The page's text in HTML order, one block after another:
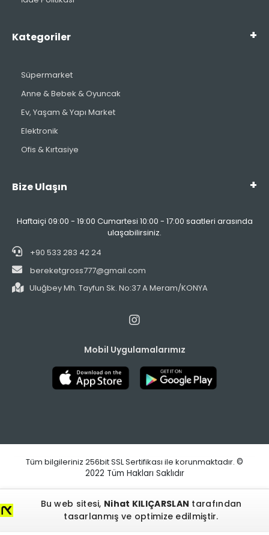
Kategoriler
Süpermarket
Anne & Bebek & Oyuncak
Ev, Yaşam & Yapı Market
Elektronik
Ofis & Kırtasiye
Bize Ulaşın
Haftaiçi 09:00 - 19:00 Cumartesi 10:00 - 17:00 saatleri arasında
ulaşabilirsiniz.
+90 533 283 42 24
bereketgross777@gmail.com
Uluğbey Mh. Tayfun Sk. No:37 A Meram/KONYA
Mobil Uygulamalarımız
Tüm bilgileriniz 256bit SSL Sertifikası ile korunmaktadır. ©
2022 Tüm Hakları Saklıdır
Bu web sitesi, Nihat KILIÇARSLAN tarafından
tasarlanmış ve optimize edilmiştir.